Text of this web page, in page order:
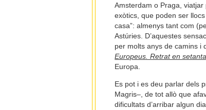
Amsterdam o Praga,
exòtics, que poden ser
casa”: almenys tant com
Astúries. D’aquestes
per molts anys de camins i
Europeus. Retrat en
Europa.
Es pot i es deu parlar dels
Magris–, de tot allò que
dificultats d’arribar algun